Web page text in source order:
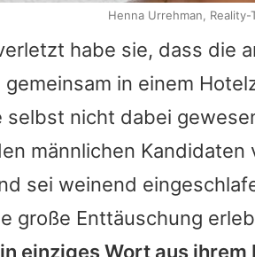
habe sie, dass die
gemeinsam in einem
selbst nicht dabei
männlichen Kandidaten
sei weinend
große Enttäuschung
einziges Wort aus
Henna Urrehman,